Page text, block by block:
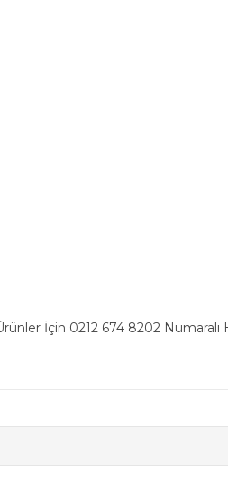
İçin 0212 674 8202 Numaralı